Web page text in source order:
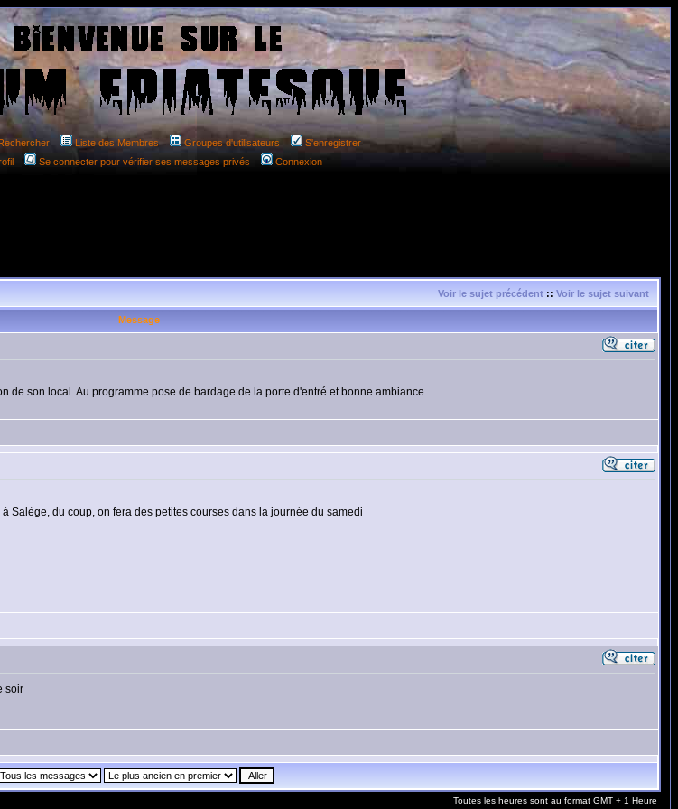
Liste des Membres Groupes d'utilisateurs
S'enregistrer
Se connecter pour vérifier ses messages privés Connexion
Voir le sujet précédent :: Voir le sujet suivant
Message
de son local. Au programme pose de bardage de la porte d'entré et bonne ambiance.
Salège, du coup, on fera des petites courses dans la journée du samedi
soir
Toutes les heures sont au format GMT + 1 Heure